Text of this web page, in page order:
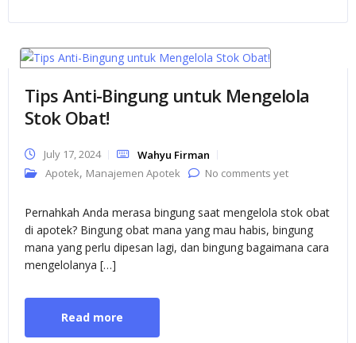
Tips Anti-Bingung untuk Mengelola
Stok Obat!
July 17, 2024
Wahyu Firman
Apotek, Manajemen Apotek No comments yet
Pernahkah Anda merasa bingung saat mengelola stok obat
di apotek? Bingung obat mana yang mau habis, bingung
mana yang perlu dipesan lagi, dan bingung bagaimana cara
mengelolanya […]
Read more